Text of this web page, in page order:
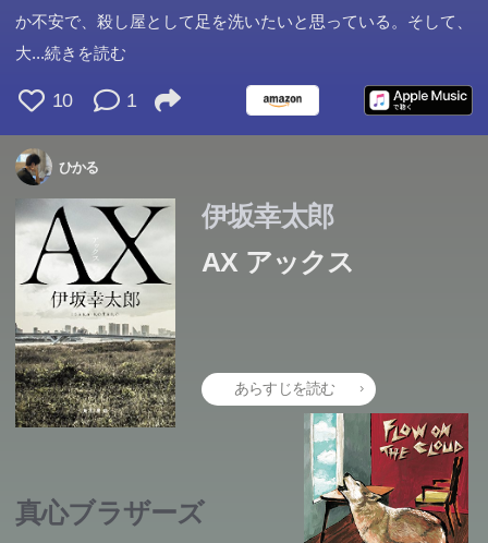
か不安で、殺し屋として足を洗いたいと思っている。そして、
大...続きを読む
10 1
ひかる
伊坂幸太郎
AX アックス
あらすじを読む
真心ブラザーズ